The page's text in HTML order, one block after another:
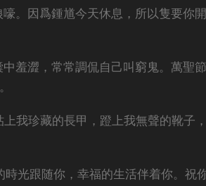
。因爲鍾馗今天休息，所以隻要你
羞澀，常常調侃自己叫窮鬼。萬聖
我珍藏的長甲，蹬上我無聲的靴子
光跟随你，幸福的生活伴着你。祝